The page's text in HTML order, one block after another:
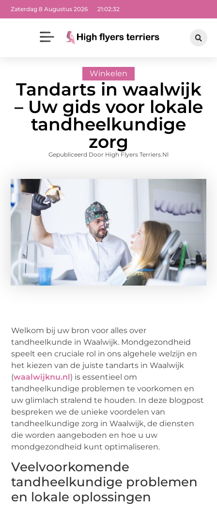
Zaterdag 8 Augustus 2026 21:02:34
Winkelen
Tandarts in waalwijk
– Uw gids voor lokale
tandheelkundige
zorg
Gepubliceerd Door High Flyers Terriers.nl
Welkom bij uw bron voor alles over
tandheelkunde in Waalwijk. Mondgezondheid
speelt een cruciale rol in ons algehele welzijn en
het kiezen van de juiste tandarts in Waalwijk
(waalwijknu.nl) is essentieel om
tandheelkundige problemen te voorkomen en
uw glimlach stralend te houden. In deze blogpost
bespreken we de unieke voordelen van
tandheelkundige zorg in Waalwijk, de diensten
die worden aangeboden en hoe u uw
mondgezondheid kunt optimaliseren.
Veelvoorkomende
tandheelkundige problemen
en lokale oplossingen